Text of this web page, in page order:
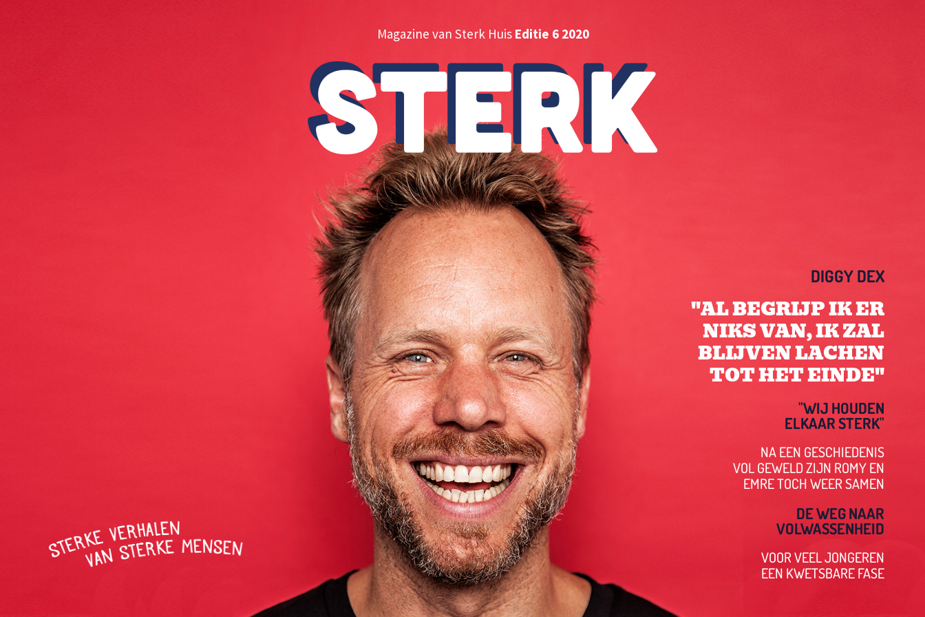
Magazine van Sterk Huis Editie 6 2020
DIGGY DEX
"AL BEGRIJP IK ER
NIKS VAN, IK ZAL
BLIJVEN LACHEN
TOT HET EINDE"
"WIJ HOUDEN
ELKAAR STERK"
NA EEN GESCHIEDENIS
VOL GEWELD ZIJN ROMY EN
EMRE TOCH WEER SAMEN
DE WEG NAAR
VOLWASSENHEID
VOOR VEEL JONGEREN
EEN KWETSBARE FASE